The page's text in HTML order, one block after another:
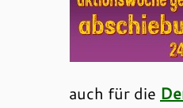
auch für die